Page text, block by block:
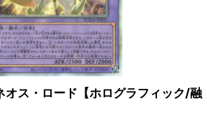
オス・ロード【ホログラフィック/融